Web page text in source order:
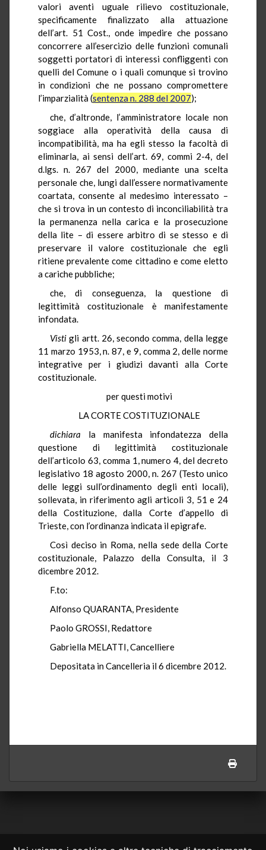
valori aventi uguale rilievo costituzionale,
specificamente finalizzato alla attuazione
dell’art. 51 Cost., onde impedire che possano
concorrere all’esercizio delle funzioni comunali
soggetti portatori di interessi confliggenti con
quelli del Comune o i quali comunque si trovino
in condizioni che ne possano compromettere
l’imparzialità (sentenza n. 288 del 2007);
che, d’altronde, l’amministratore locale non
soggiace alla operatività della causa di
incompatibilità, ma ha egli stesso la facoltà di
eliminarla, ai sensi dell’art. 69, commi 2-4, del
d.lgs. n. 267 del 2000, mediante una scelta
personale che, lungi dall’essere normativamente
coartata, consente al medesimo interessato –
che si trova in un contesto di inconciliabilità tra
la permanenza nella carica e la prosecuzione
della lite – di essere arbitro di se stesso e di
preservare il valore costituzionale che egli
ritiene prevalente come cittadino e come eletto
a cariche pubbliche;
che, di conseguenza, la questione di
legittimità costituzionale è manifestamente
infondata.
Vistigli artt. 26, secondo comma, della legge
11 marzo 1953, n. 87, e 9, comma 2, delle norme
integrative per i giudizi davanti alla Corte
costituzionale.
per questi motivi
LA CORTE COSTITUZIONALE
dichiara la manifesta infondatezza della
questione di legittimità costituzionale
dell’articolo 63, comma 1, numero 4, del decreto
legislativo 18 agosto 2000, n. 267 (Testo unico
delle leggi sull’ordinamento degli enti locali),
sollevata, in riferimento agli articoli 3, 51 e 24
della Costituzione, dalla Corte d’appello di
Trieste, con l’ordinanza indicata il epigrafe.
Così deciso in Roma, nella sede della Corte
costituzionale, Palazzo della Consulta, il 3
dicembre 2012.
F.to:
Alfonso QUARANTA, Presidente
Paolo GROSSI, Redattore
Gabriella MELATTI, Cancelliere
Depositata in Cancelleria il 6 dicembre 2012.